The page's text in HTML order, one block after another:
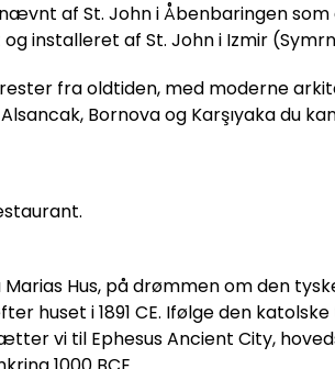
af St. John i Åbenbaringen som
installeret af St. John i Izmir
fra oldtiden, med moderne
Bornova og Karşıyaka du
Hus, på drømmen om den
i 1891 CE. Ifølge den
vi til Ephesus Ancient City,